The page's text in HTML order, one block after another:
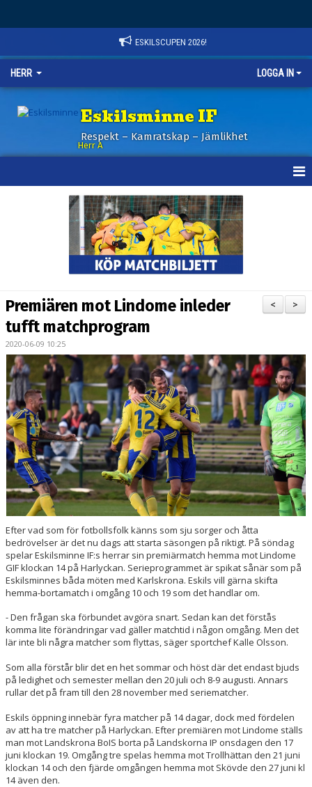
ESKILSCUPEN 2026!
HERR LOGGA IN
Eskilsminne IF
Respekt – Kamratskap – Jämlikhet
Herr A
BILDGALLERI
KONTAKT
MATCHER
ETTAN SÖDRA
>
<
Premiären mot Lindome inleder
tufft matchprogram
2020-06-09 10:25
Efter vad som för fotbollsfolk känns som sju sorger och åtta
bedrövelser är det nu dags att starta säsongen på riktigt. På söndag
spelar Eskilsminne IF:s herrar sin premiärmatch hemma mot Lindome
GIF klockan 14 på Harlyckan. Serieprogrammet är spikat sånär som på
Eskilsminnes båda möten med Karlskrona. Eskils vill gärna skifta
hemma-bortamatch i omgång 10 och 19 som det handlar om.
- Den frågan ska förbundet avgöra snart. Sedan kan det förstås
komma lite förändringar vad gäller matchtid i någon omgång. Men det
lär inte bli några matcher som flyttas, säger sportchef Kalle Olsson.
Som alla förstår blir det en het sommar och höst där det endast bjuds
på ledighet och semester mellan den 20 juli och 8-9 augusti. Annars
rullar det på fram till den 28 november med seriematcher.
Eskils öppning innebär fyra matcher på 14 dagar, dock med fördelen
av att ha tre matcher på Harlyckan. Efter premiären mot Lindome ställs
man mot Landskrona BoIS borta på Landskorna IP onsdagen den 17
juni klockan 19. Omgång tre spelas hemma mot Trollhättan den 21 juni
klockan 14 och den fjärde omgången hemma mot Skövde den 27 juni kl
14 även den.